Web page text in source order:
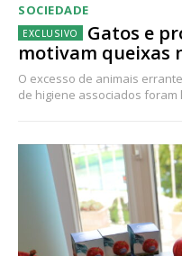
SOCIEDADE
Gatos e
motivam queixas
O excesso de animais
de higiene associados foram